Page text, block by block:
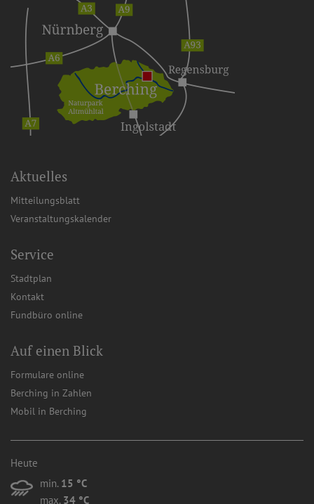
Aktuelles
Mitteilungsblatt
Veranstaltungskalender
Service
Stadtplan
Kontakt
Fundbüro online
Auf einen Blick
Formulare online
Berching in Zahlen
Mobil in Berching
Heute
min. 15 °C
max. 34 °C